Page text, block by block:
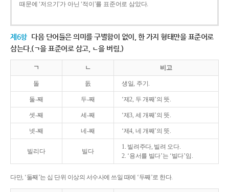
때문에 ‘저으기’가 아닌 ‘적이’를 표준어로 삼았다.
제6항 다음 단어들은 의미를 구별함이 없이, 한 가지 형태만을 표준어로
삼는다.(ㄱ을 표준어로 삼고, ㄴ을 버림.)
ㄱ ㄴ 비고
돌 돐 생일, 주기.
둘-째 두-째 ‘제2, 두 개째’의 뜻.
셋-째 세-째 ‘제3, 세 개째’의 뜻.
넷-째 네-째 ‘제4, 네 개째’의 뜻.
빌리다 빌다
1. 빌려주다, 빌려 오다.
2. ‘용서를 빌다’는 ‘빌다’임.
다만, ‘둘째’는 십 단위 이상의 서수사에 쓰일 때에 ‘두째’로 한다.